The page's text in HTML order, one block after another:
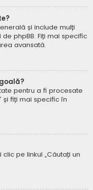
și include mulți
phpBB. Fiți mai specific
avansată.
pentru a fi procesate
și fiți mai specific în
clic pe linkul „Căutați un